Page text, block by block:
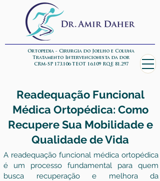
Ortopedia - Cirurgia do Joelho e Coluna
Tratamento Intervencionista da dor
CRM-SP 173.106 TEOT 16.109 RQE 81.297
Readequação Funcional
Médica Ortopédica: Como
Recupere Sua Mobilidade e
Qualidade de Vida
A readequação funcional médica ortopédica
é um processo fundamental para quem
busca recuperação e melhora da